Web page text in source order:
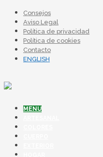
Consejos
Aviso Legal
Política de privacidad
Política de cookies
Contacto
ENGLISH
MENU